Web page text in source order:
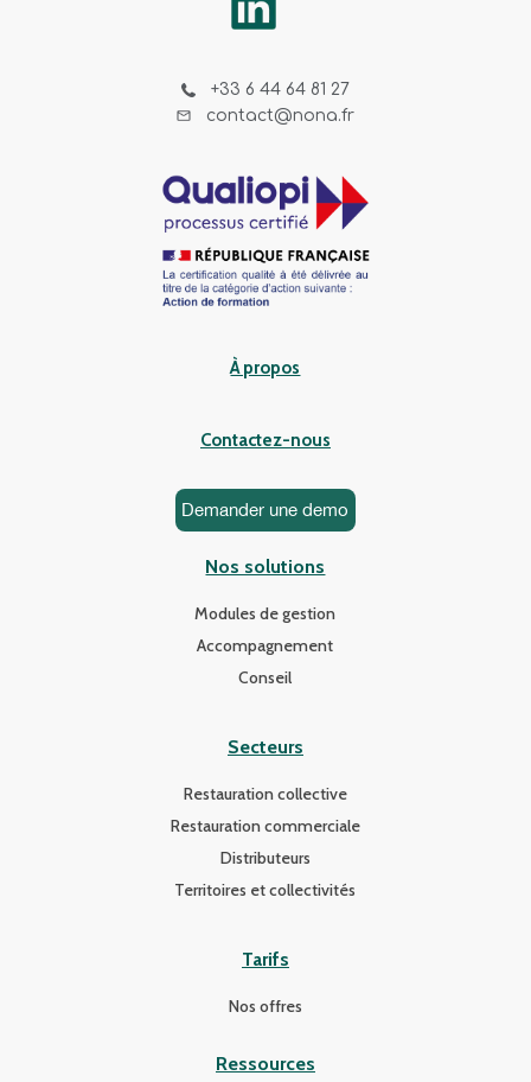
+33 6 44 64 81 27
contact@nona.fr
À propos
Contactez-nous
Demander une demo
Nos solutions
Modules de gestion
Accompagnement
Conseil
Secteurs
Restauration collective
Restauration commerciale
Distributeurs
Territoires et collectivités
Tarifs
Nos offres
Ressources